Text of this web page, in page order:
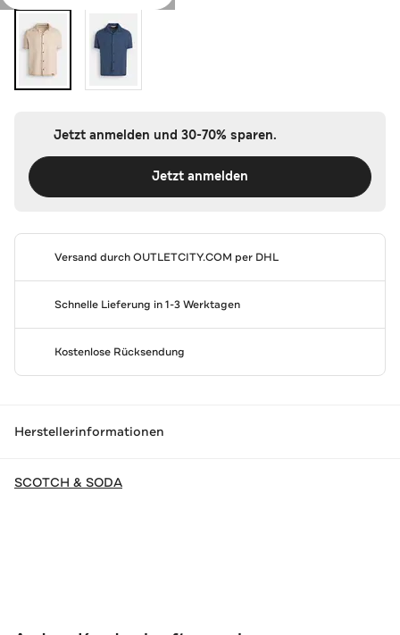
Jetzt anmelden und 30-70% sparen.
Jetzt anmelden
Versand durchOUTLETCITY.COM per DHL
Schnelle Lieferung in 1-3 Werktagen
Kostenlose Rücksendung
Herstellerinformationen
SCOTCH & SODA